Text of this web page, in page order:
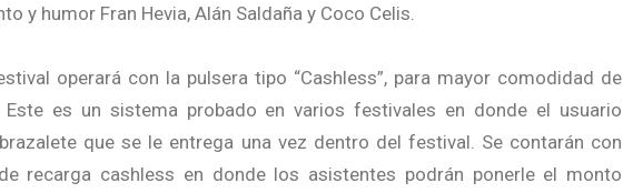
y humor Fran Hevia, Alán Saldaña y Coco Celis.
operará con la pulsera tipo “Cashless”, para mayor comodidad de
es un sistema probado en varios festivales en donde el usuario
que se le entrega una vez dentro del festival. Se contarán con
recarga cashless en donde los asistentes podrán ponerle el monto